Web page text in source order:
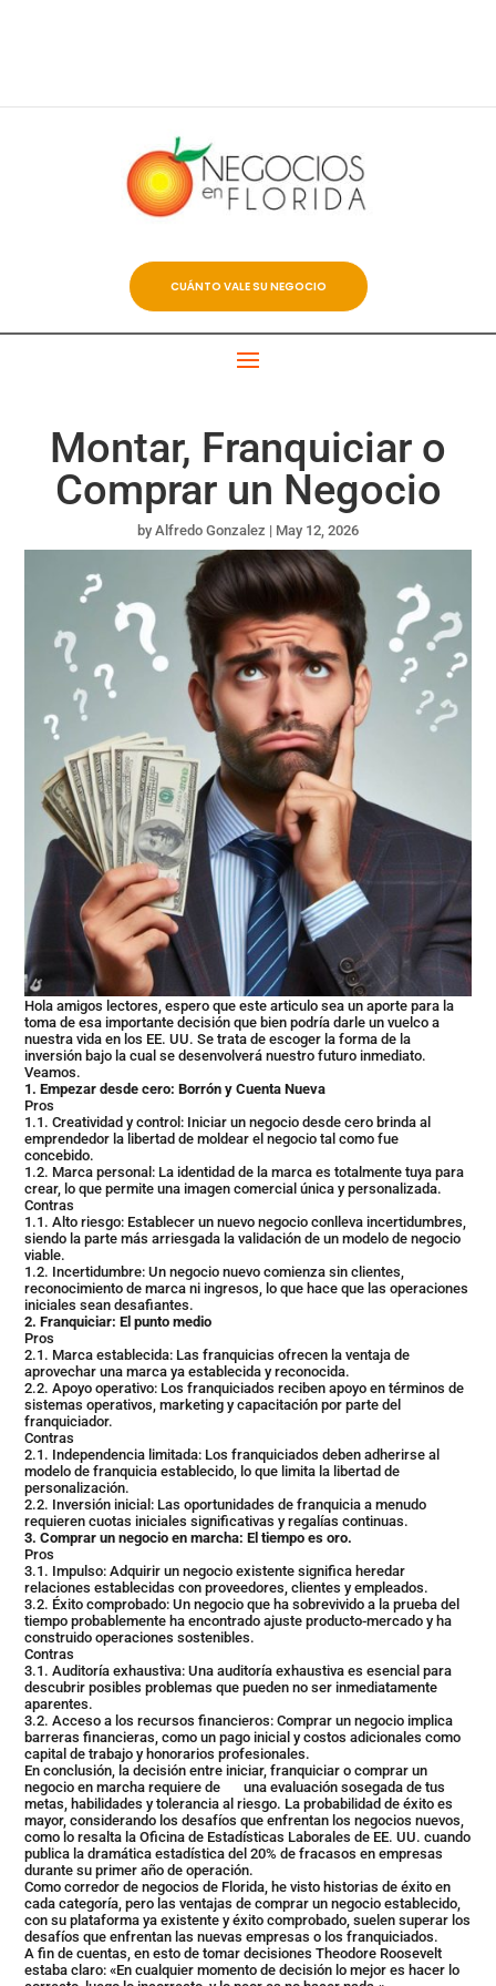
CUÁNTO VALE SU NEGOCIO
Montar, Franquiciar o
Comprar un Negocio
by Alfredo Gonzalez | May 12, 2026
Hola amigos lectores, espero que este articulo sea un aporte para la
toma de esa importante decisión que bien podría darle un vuelco a
nuestra vida en los EE. UU. Se trata de escoger la forma de la
inversión bajo la cual se desenvolverá nuestro futuro inmediato.
Veamos.
1. Empezar desde cero: Borrón y Cuenta Nueva
Pros
1.1. Creatividad y control: Iniciar un negocio desde cero brinda al
emprendedor la libertad de moldear el negocio tal como fue
concebido.
1.2. Marca personal: La identidad de la marca es totalmente tuya para
crear, lo que permite una imagen comercial única y personalizada.
Contras
1.1. Alto riesgo: Establecer un nuevo negocio conlleva incertidumbres,
siendo la parte más arriesgada la validación de un modelo de negocio
viable.
1.2. Incertidumbre: Un negocio nuevo comienza sin clientes,
reconocimiento de marca ni ingresos, lo que hace que las operaciones
iniciales sean desafiantes.
2. Franquiciar: El punto medio
Pros
2.1. Marca establecida: Las franquicias ofrecen la ventaja de
aprovechar una marca ya establecida y reconocida.
2.2. Apoyo operativo: Los franquiciados reciben apoyo en términos de
sistemas operativos, marketing y capacitación por parte del
franquiciador.
Contras
2.1. Independencia limitada: Los franquiciados deben adherirse al
modelo de franquicia establecido, lo que limita la libertad de
personalización.
2.2. Inversión inicial: Las oportunidades de franquicia a menudo
requieren cuotas iniciales significativas y regalías continuas.
3. Comprar un negocio en marcha: El tiempo es oro.
Pros
3.1. Impulso: Adquirir un negocio existente significa heredar
relaciones establecidas con proveedores, clientes y empleados.
3.2. Éxito comprobado: Un negocio que ha sobrevivido a la prueba del
tiempo probablemente ha encontrado ajuste producto-mercado y ha
construido operaciones sostenibles.
Contras
3.1. Auditoría exhaustiva: Una auditoría exhaustiva es esencial para
descubrir posibles problemas que pueden no ser inmediatamente
aparentes.
3.2. Acceso a los recursos financieros: Comprar un negocio implica
barreras financieras, como un pago inicial y costos adicionales como
capital de trabajo y honorarios profesionales.
En conclusión, la decisión entre iniciar, franquiciar o comprar un
negocio en marcha requiere de una evaluación sosegada de tus
metas, habilidades y tolerancia al riesgo. La probabilidad de éxito es
mayor, considerando los desafíos que enfrentan los negocios nuevos,
como lo resalta la Oficina de Estadísticas Laborales de EE. UU. cuando
publica la dramática estadística del 20% de fracasos en empresas
durante su primer año de operación.
Como corredor de negocios de Florida, he visto historias de éxito en
cada categoría, pero las ventajas de comprar un negocio establecido,
con su plataforma ya existente y éxito comprobado, suelen superar los
desafíos que enfrentan las nuevas empresas o los franquiciados.
A fin de cuentas, en esto de tomar decisiones Theodore Roosevelt
estaba claro: «En cualquier momento de decisión lo mejor es hacer lo